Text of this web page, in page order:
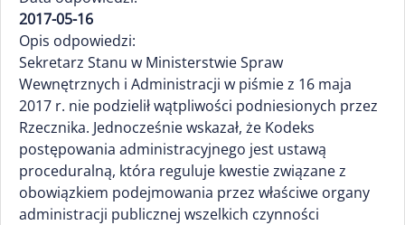
2017-05-16
Opis odpowiedzi:
Sekretarz Stanu w Ministerstwie Spraw
Wewnętrznych i Administracji w piśmie z 16 maja
2017 r. nie podzielił wątpliwości podniesionych przez
Rzecznika. Jednocześnie wskazał, że Kodeks
postępowania administracyjnego jest ustawą
proceduralną, która reguluje kwestie związane z
obowiązkiem podejmowania przez właściwe organy
administracji publicznej wszelkich czynności